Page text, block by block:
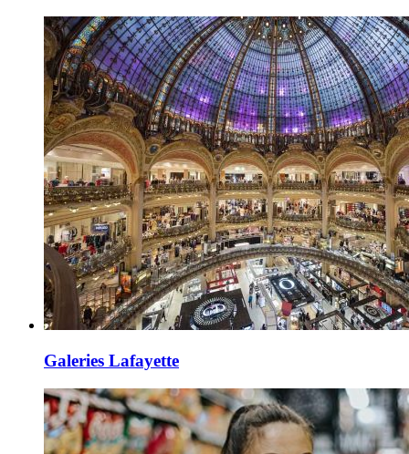
Galeries Lafayette